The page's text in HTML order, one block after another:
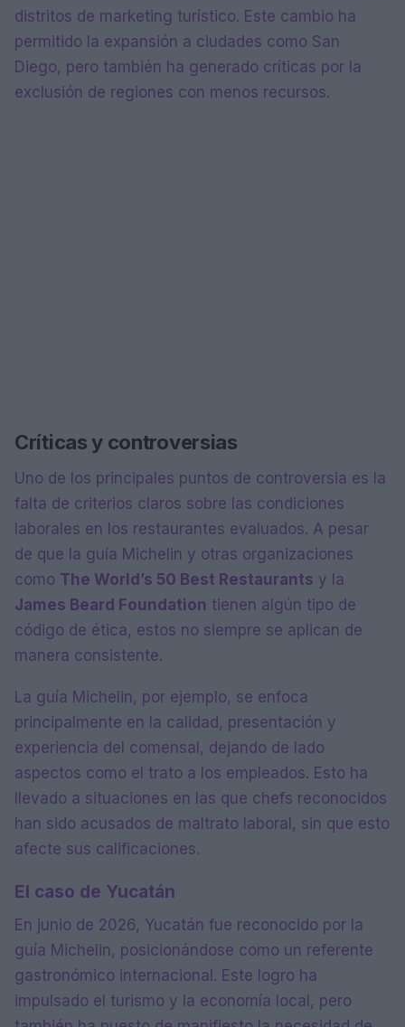
distritos de marketing turístico. Este cambio ha
permitido la expansión a ciudades como San
Diego, pero también ha generado críticas por la
exclusión de regiones con menos recursos.
Críticas y controversias
Uno de los principales puntos de controversia es la
falta de criterios claros sobre las condiciones
laborales en los restaurantes evaluados. A pesar
de que la guía Michelin y otras organizaciones
como The World’s 50 Best Restaurants y la
James Beard Foundation tienen algún tipo de
código de ética, estos no siempre se aplican de
manera consistente.
La guía Michelin, por ejemplo, se enfoca
principalmente en la calidad, presentación y
experiencia del comensal, dejando de lado
aspectos como el trato a los empleados. Esto ha
llevado a situaciones en las que chefs reconocidos
han sido acusados de maltrato laboral, sin que esto
afecte sus calificaciones.
El caso de Yucatán
En junio de 2026, Yucatán fue reconocido por la
guía Michelin, posicionándose como un referente
gastronómico internacional. Este logro ha
impulsado el turismo y la economía local, pero